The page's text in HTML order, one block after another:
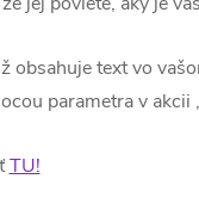
text vo
parametra v akcii
TU!